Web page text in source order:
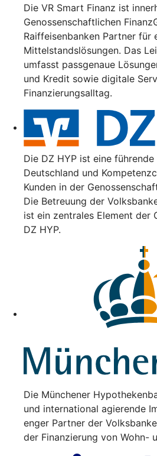
Die VR Smart Finanz ist
Genossenschaftlichen
Raiffeisenbanken Partner für
Mittelstandslösungen. Das
umfasst passgenaue
und Kredit sowie digitale
Finanzierungsalltag.
Die DZ HYP ist eine
Deutschland und
Kunden in der
Die Betreuung der
ist ein zentrales Element der
DZ HYP.
Die Münchener
und international agierende
enger Partner der
der Finanzierung von Wohn-